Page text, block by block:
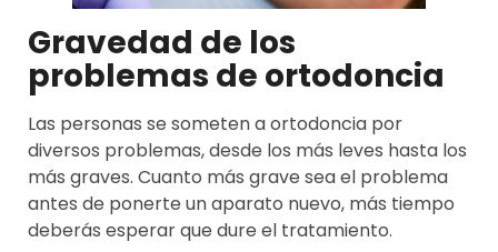
Gravedad de los
problemas de ortodoncia
Las personas se someten a ortodoncia por
diversos problemas, desde los más leves hasta los
más graves. Cuanto más grave sea el problema
antes de ponerte un aparato nuevo, más tiempo
deberás esperar que dure el tratamiento.